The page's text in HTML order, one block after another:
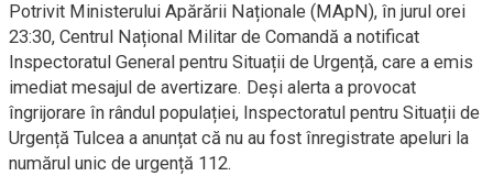
Potrivit Ministerului Apărării Naționale (MApN), în jurul orei
23:30, Centrul Național Militar de Comandă a notificat
Inspectoratul General pentru Situații de Urgență, care a emis
imediat mesajul de avertizare. Deși alerta a provocat
îngrijorare în rândul populației, Inspectoratul pentru Situații de
Urgență Tulcea a anunțat că nu au fost înregistrate apeluri la
numărul unic de urgență 112.